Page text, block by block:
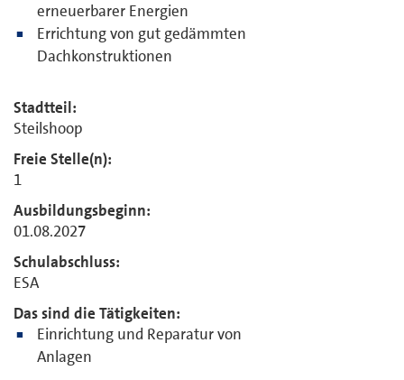
erneuerbarer Energien
Errichtung von gut gedämmten
Dachkonstruktionen
Stadtteil:
Steilshoop
Freie Stelle(n):
1
Ausbildungsbeginn:
01.08.2027
Schulabschluss:
ESA
Das sind die Tätigkeiten:
Einrichtung und Reparatur von
Anlagen